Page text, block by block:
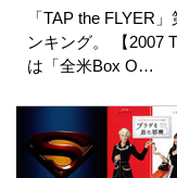
「TAP the FLYER
ンキング。 【2007
は「全米Box O…